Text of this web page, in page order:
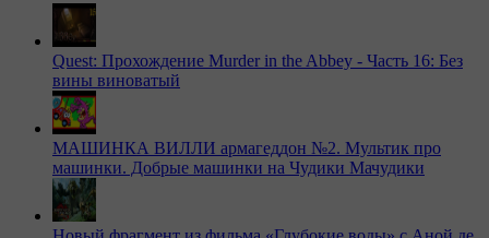
Quest: Прохождение Murder in the Abbey - Часть 16: Без
вины виноватый
МАШИНКА ВИЛЛИ армагеддон №2. Мультик про
машинки. Добрые машинки на Чудики Мачудики